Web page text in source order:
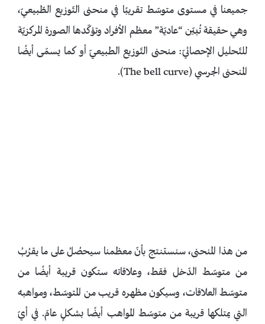
جميعنا في مستوى متوسّط تقريبًا في منحنى التّوزيع الطّبيعيّ،
وهي حقيقة تُبيّن “عاديّة” معظم الأفراد وتؤكّدها الصورة المركزيّة
للتّحليل الإحصائيّ: منحنى التّوزيع الطبيعيّ أو كما يسمّى أيضًا
المنحنى الجرسي (The bell curve).
من هذا المنحنى، سنستنتج بأنّ معظمنا سيحصُلُ على ما يقرُبُ
من متوسّط الدّخل فقط، وعلاقاته ستكون قريبة أيضًا من
متوسّط العلاقات، وسيكون مظهره قريب من المتوسّط، ومواهبه
التي يمتلكها قريبة من متوسّط المواهب أيضًا بشكلٍ عامّ. في أيّ